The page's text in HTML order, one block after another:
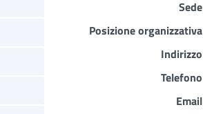
Sede
Posizione organizzativa
Indirizzo
Telefono
Email